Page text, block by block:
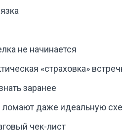
не начинается
«страховка»
заранее
ломают даже идеальную
чек-лист